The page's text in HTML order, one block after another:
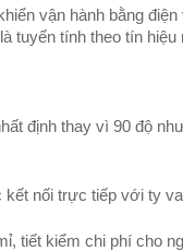
vận hành bằng
tuyến tính theo tín hiệu
định thay vì 90 độ
kết nối trực tiếp với ty
tiết kiểm chi phí cho